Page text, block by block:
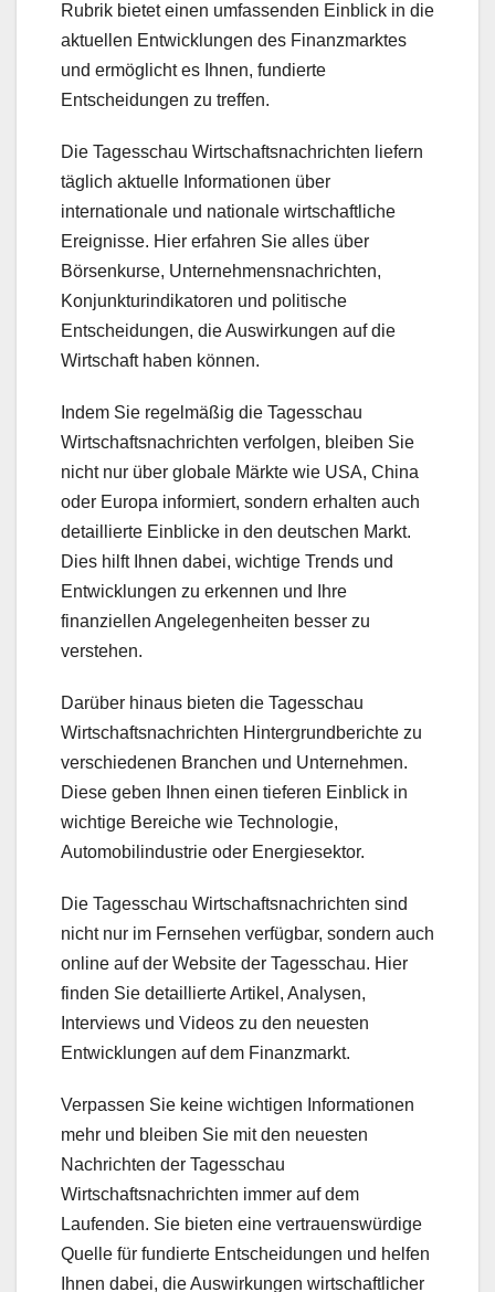
Rubrik bietet einen umfassenden Einblick in die
aktuellen Entwicklungen des Finanzmarktes
und ermöglicht es Ihnen, fundierte
Entscheidungen zu treffen.
Die Tagesschau Wirtschaftsnachrichten liefern
täglich aktuelle Informationen über
internationale und nationale wirtschaftliche
Ereignisse. Hier erfahren Sie alles über
Börsenkurse, Unternehmensnachrichten,
Konjunkturindikatoren und politische
Entscheidungen, die Auswirkungen auf die
Wirtschaft haben können.
Indem Sie regelmäßig die Tagesschau
Wirtschaftsnachrichten verfolgen, bleiben Sie
nicht nur über globale Märkte wie USA, China
oder Europa informiert, sondern erhalten auch
detaillierte Einblicke in den deutschen Markt.
Dies hilft Ihnen dabei, wichtige Trends und
Entwicklungen zu erkennen und Ihre
finanziellen Angelegenheiten besser zu
verstehen.
Darüber hinaus bieten die Tagesschau
Wirtschaftsnachrichten Hintergrundberichte zu
verschiedenen Branchen und Unternehmen.
Diese geben Ihnen einen tieferen Einblick in
wichtige Bereiche wie Technologie,
Automobilindustrie oder Energiesektor.
Die Tagesschau Wirtschaftsnachrichten sind
nicht nur im Fernsehen verfügbar, sondern auch
online auf der Website der Tagesschau. Hier
finden Sie detaillierte Artikel, Analysen,
Interviews und Videos zu den neuesten
Entwicklungen auf dem Finanzmarkt.
Verpassen Sie keine wichtigen Informationen
mehr und bleiben Sie mit den neuesten
Nachrichten der Tagesschau
Wirtschaftsnachrichten immer auf dem
Laufenden. Sie bieten eine vertrauenswürdige
Quelle für fundierte Entscheidungen und helfen
Ihnen dabei, die Auswirkungen wirtschaftlicher